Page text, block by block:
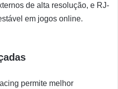
de alta resolução, e RJ-
em jogos online.
permite melhor